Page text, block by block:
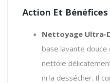
Action Et Bénéfices
Nettoyage Ultra-
base lavante
nettoie
ni la dessécher. Il